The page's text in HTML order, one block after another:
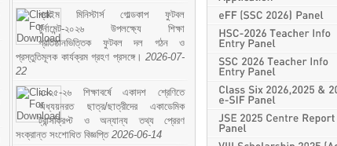
প্রাইম মিনিস্টার্স গোল্ডকাপ ফুটবল
টুর্নামেন্ট-২০২৬ উপলক্ষ্যে শিক্ষা
প্রতিষ্ঠানভিত্তিক ফুটবল দল গঠন ও
প্রস্তুতিমূলক কার্যক্রম গ্রহণ প্রসঙ্গে। 2026-07-
22
২০২৫-২৬ শিক্ষাবর্ষে একাদশ শ্রেণিতে
অধ্যয়নরত ছাত্র/ছাত্রীদের একাডেমিক
ট্রান্সক্রিপ্ট ও অন্যান্য তথ্য প্রেরণ
সংক্রান্ত সংশোধিত বিজ্ঞপ্তি 2026-06-14